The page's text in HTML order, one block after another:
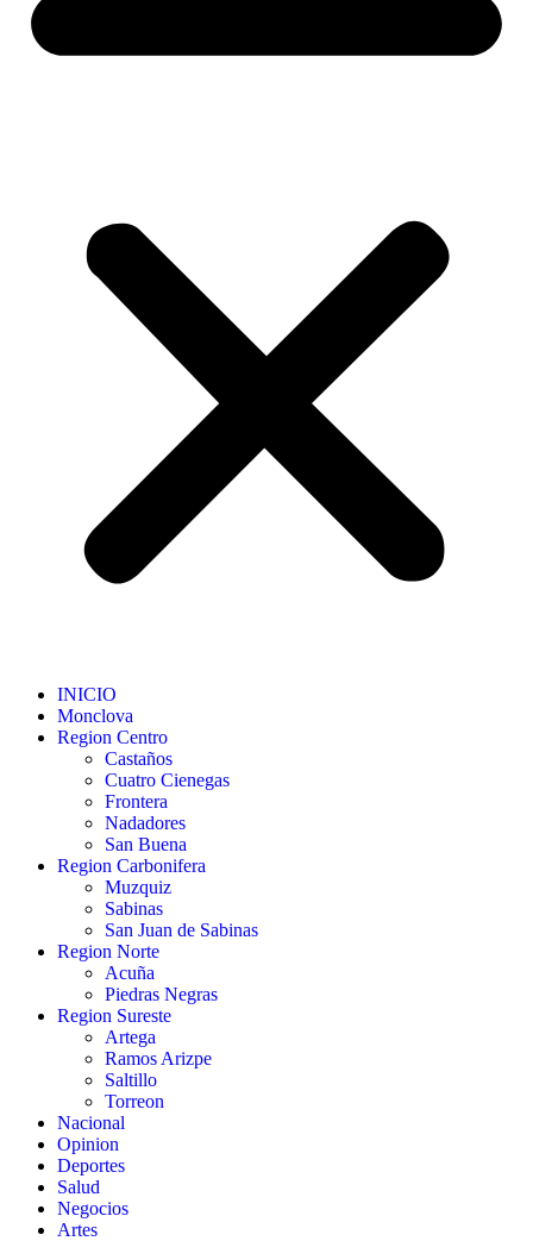
INICIO
Monclova
Region Centro
Castaños
Cuatro Cienegas
Frontera
Nadadores
San Buena
Region Carbonifera
Muzquiz
Sabinas
San Juan de Sabinas
Region Norte
Acuña
Piedras Negras
Region Sureste
Artega
Ramos Arizpe
Saltillo
Torreon
Nacional
Opinion
Deportes
Salud
Negocios
Artes